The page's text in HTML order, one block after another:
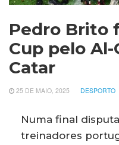
Pedro Brito
Cup pelo
Catar
25 DE MAIO, 2025 DESPORTO
Numa final
treinadores